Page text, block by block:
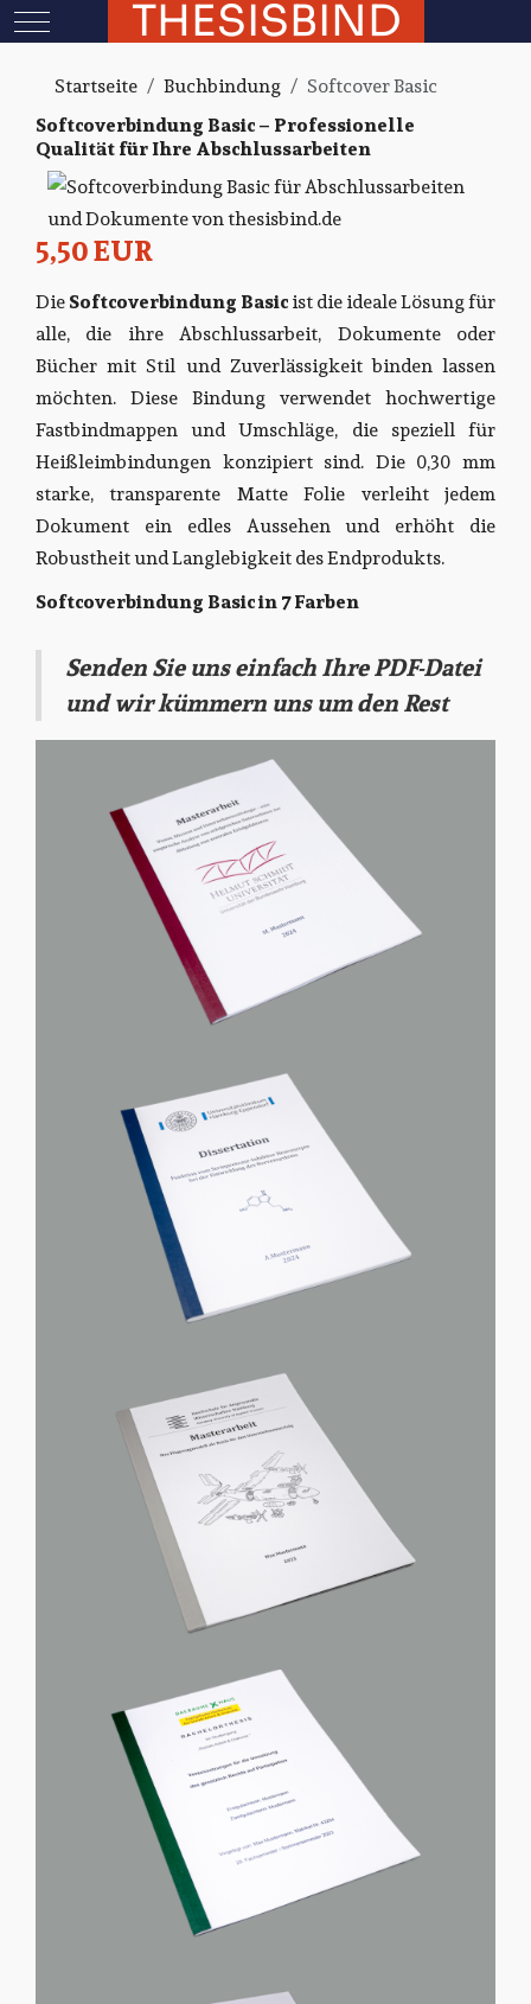
Mobile Menu ToggleTHESISBIND
Startseite Buchbindung
Softcover Basic
Softcoverbindung Basic – Professionelle
Qualität für Ihre Abschlussarbeiten
5,50 EUR
DieSoftcoverbindung Basicist die ideale Lösung für
alle, die ihre Abschlussarbeit, Dokumente oder
Bücher mit Stil und Zuverlässigkeit binden lassen
möchten. Diese Bindung verwendet hochwertige
Fastbindmappen und Umschläge, die speziell für
Heißleimbindungen konzipiert sind. Die 0,30 mm
starke, transparente Matte Folie verleiht jedem
Dokument ein edles Aussehen und erhöht die
Robustheit und Langlebigkeit des Endprodukts.
Softcoverbindung Basic in 7 Farben
Senden Sie uns einfach Ihre PDF-Datei
und wir kümmern uns um den Rest